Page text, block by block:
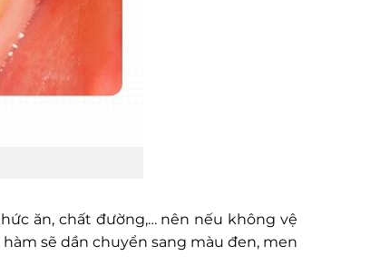
ăn, chất đường,… nên nếu không vệ
sẽ dần chuyển sang màu đen, men